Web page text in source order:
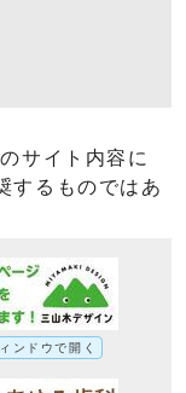
サイト内容に
するものではあ
ンドウで開く